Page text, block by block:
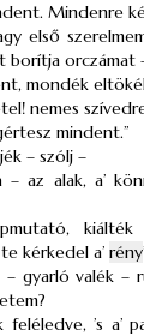
Mindenre
első
orczámat
mondék
nemes
mindent.”
– szólj –
– az alak, a’
kiálték
kérkedel a’ rény
gyarló valék –
feléledve, ’s a’